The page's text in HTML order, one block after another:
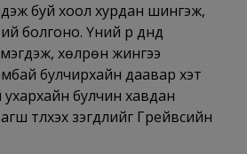
буй хоол хурдан шингэж,
болгоно. Үүний үр дүнд
хөлрөн жингээ
булчирхайн даавар хэт
ухархайн булчин хавдан
түлхэх үзэгдлийг Грейвсийн